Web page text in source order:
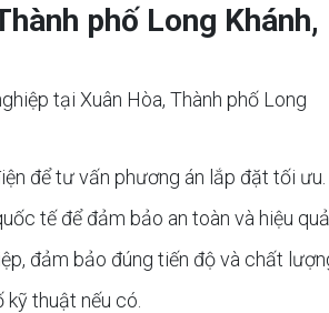
phố Long Khánh,
tại Xuân Hòa, Thành phố Long
để tư vấn phương án lắp đặt tối ưu.
tế để đảm bảo an toàn và hiệu quả.
đảm bảo đúng tiến độ và chất
thuật nếu có.